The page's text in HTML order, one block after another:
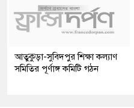
আতুকুড়া-সুবিদপুর শিক্ষা কল্যাণ
সমিতির পূর্ণাঙ্গ কমিটি গঠন